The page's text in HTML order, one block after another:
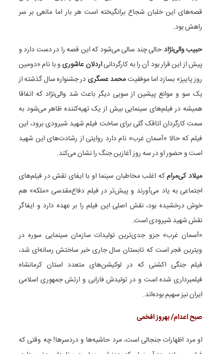
قصه‌های این خلبان شجاع برانگیخته است هر بار اما مانعی بر سر
راهش بود.
حبیب والی‌نژادحالی چند سالی می‌شود که این قصه را در دست دارد و
پیش از این قرار بود آن را به کارگردانیاردلان عاشوریو با نام «دومین
روز پاییز» بسازد اما موفقیتمحمد عسگریدر جشنواره سال گذشته از
یک سو و موانع پیشین از سویی دیگر باعث شد والی‌نژاد که اتفاقا
همیشه در فیلم‌های سینمایی بیش از یک تهیه‌کننده ظاهر می‌شود به
سمت کارگردان اتاقک گلی برای ساخت فیلم شهید شیرودی برود، این
فیلم که حالا «آسمان غرب» نام دارد روایتی از رشادت‌های این شهید
است و حضور او در سه روز آغازین جنگ را نشان می‌کند.
میلاد کی‌مرامکه اغلب مخاطبان سینما او با ایفای نقش در فیلم‌های
اجتماعی به یاد می‌آورند و پیش‌تر در فیلم دفاع‌مقدسی «ملکه»‌ هم
خوش درخشیده بود، نقش اصلی این فیلم را بر عهده دارد و ایفاگر
نقش شهید شیرودی است.
«آسمان غرب» جزو جدی‌ترین تولیدات سازمان سینمایی سوره در
ویترین فجر است که تابستان سال جاری خبر ساختش رسانه‌ای شد،
فیلم جنگی اکشنی که در لوکیشن‌های متعدد استان کرمانشاه
فیلمبرداری شده است و در تولیدش فارابی و ارتش جمهوری اسلامی
ایران نیز سهیم بوده‌اند.
صبح اعدام/ بهروز افخمی
او مرد اظهارات جنجالی است، مرد حاشیه‌ها و دردسرها! چه وقتی که